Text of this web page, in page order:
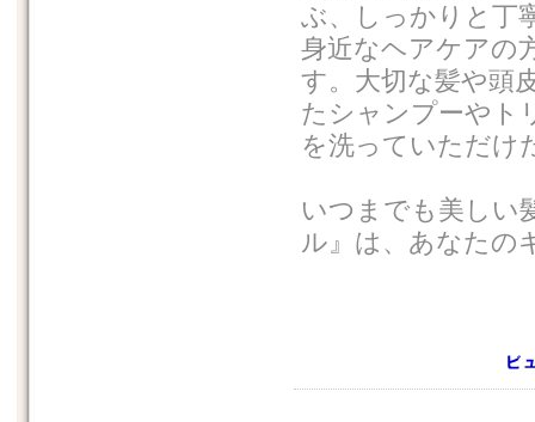
ぶ、しっかりと丁
身近なヘアケアの
す。大切な髪や頭
たシャンプーやト
を洗っていただけ
いつまでも美し
ル』は、あなたの